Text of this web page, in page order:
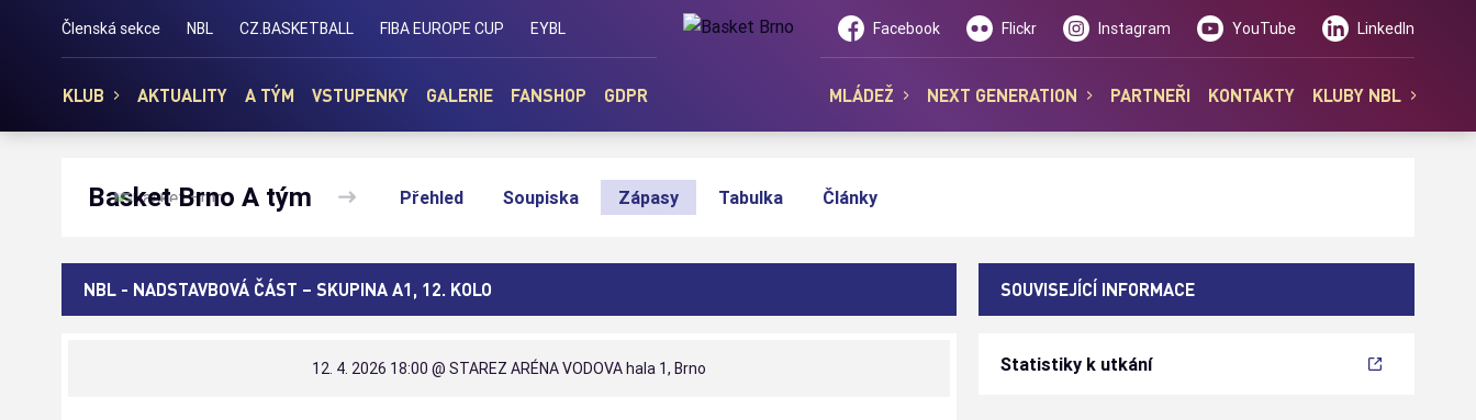
Členská sekce NBL CZ.BASKETBALL FIBA EUROPE CUP EYBL Facebook Flickr Instagram YouTube LinkedIn
KLUB AKTUALITY A TÝM VSTUPENKY GALERIE FANSHOP GDPR MLÁDEŽ NEXT GENERATION PARTNEŘI KONTAKTY KLUBY NBL
Basket Brno A tým Přehled Soupiska Zápasy Tabulka Články
NBL - NADSTAVBOVÁ ČÁST – SKUPINA A1, 12. KOLO
12. 4. 2026 18:00 @ STAREZ ARÉNA VODOVA hala 1, Brno
SOUVISEJÍCÍ INFORMACE
Statistiky k utkání